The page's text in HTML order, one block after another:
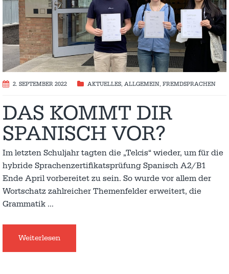
2. SEPTEMBER 2022 AKTUELLES, ALLGEMEIN, FREMDSPRACHEN
DAS KOMMT DIR
SPANISCH VOR?
Im letzten Schuljahr tagten die „Telcis“ wieder, um für die
hybride Sprachenzertifikatsprüfung Spanisch A2/B1
Ende April vorbereitet zu sein. So wurde vor allem der
Wortschatz zahlreicher Themenfelder erweitert, die
Grammatik …
Weiterlesen